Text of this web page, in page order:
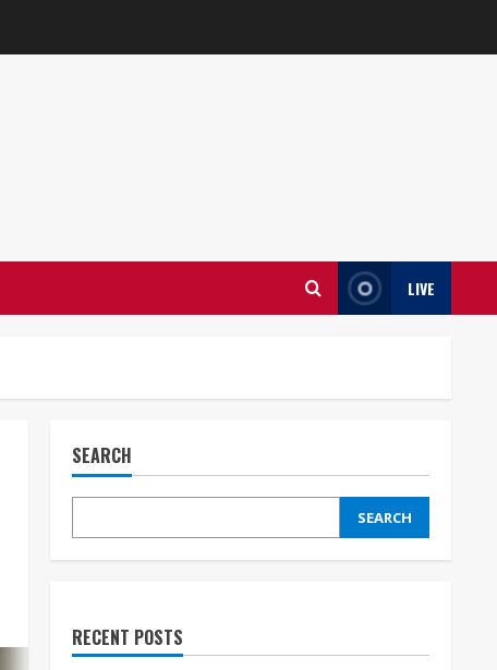
LIVE
SEARCH
SEARCH
RECENT POSTS